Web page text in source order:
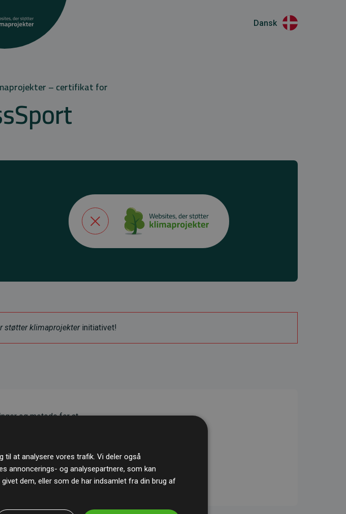
Dansk
– certifikat for
støtter klimaprojekterinitiativet!
og metode for at
websites estimerede
til at analysere vores trafik. Vi deler også
annoncerings- og analysepartnere, som kan
dem, eller som de har indsamlet fra din brug af